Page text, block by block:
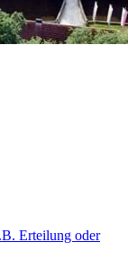
Erteilung oder